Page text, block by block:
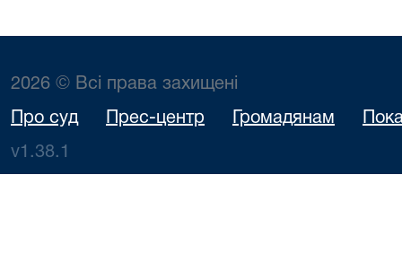
2026 © Всі права захищені
Про суд Прес-центр Громадянам
v1.38.1